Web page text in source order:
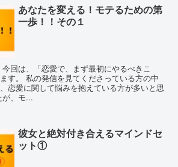
あなたを変える！モテるための第
一歩！！その１
回は、「恋愛で、まず最初にやるべきこ
す。 私の発信を見てくださっている方の中
恋愛に関して悩みを抱えている方が多いと思
が、モ...
彼女と絶対付き合えるマインドセ
ット①